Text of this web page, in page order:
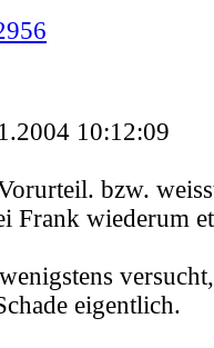
10:12:09
bzw.
Frank wiederum
eigentlich.